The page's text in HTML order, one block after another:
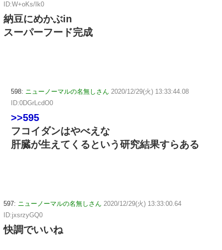
ID:W+oKs/Ik0
納豆にめかぶin
スーパーフード完成
598: ニューノーマルの名無しさん 2020/12/29(火) 13:33:44.08
ID:0DGrLcdO0
>>595
フコイダンはやべえな
肝臓が生えてくるという研究結果すらある
597: ニューノーマルの名無しさん 2020/12/29(火) 13:33:00.64
ID:jxsrzyGQ0
快調でいいね